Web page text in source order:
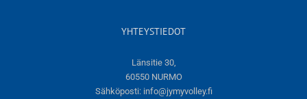
YHTEYSTIEDOT
Länsitie 30,
60550 NURMO
Sähköposti: info@jymyvolley.fi